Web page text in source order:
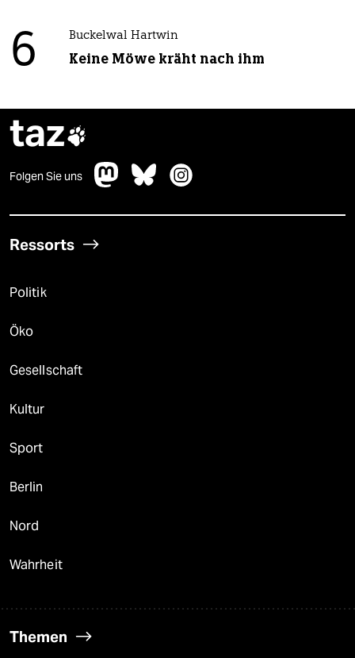
6 Buckelwal Hartwin
Keine Möwe kräht nach ihm
taz
Folgen Sie uns
Ressorts
Politik
Öko
Gesellschaft
Kultur
Sport
Berlin
Nord
Wahrheit
Themen